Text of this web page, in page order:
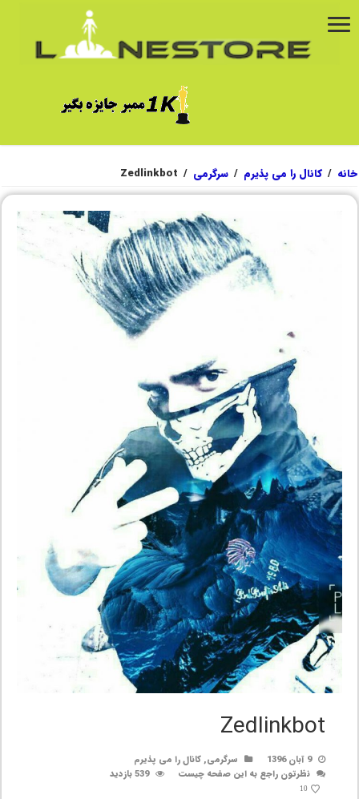
خانه / کانال را می پذیرم / سرگرمی /
Zedlinkbot
Zedlinkbot
9 آبان 1396 سرگرمی,کانال را می پذیرم
نظرتون راجع به این صفحه چیست
539 بازدید
10